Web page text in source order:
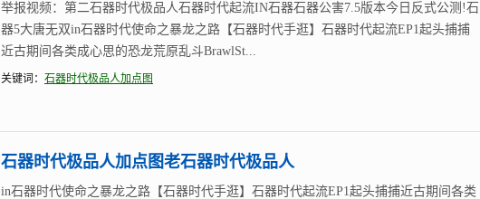
举报视频：第二石器时代极品人石器时代起流IN石器石器公害7.5版本今日反式公测!石
器5大唐无双in石器时代使命之暴龙之路【石器时代手逛】石器时代起流EP1起头捕捕
近古期间各类成心思的恐龙荒原乱斗BrawlSt...
关键词： 石器时代极品人加点图
石器时代极品人加点图老石器时代极品人
in石器时代使命之暴龙之路【石器时代手逛】石器时代起流EP1起头捕捕近古期间各类